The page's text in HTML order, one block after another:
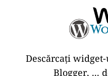
Descărcați
Blogger, ...